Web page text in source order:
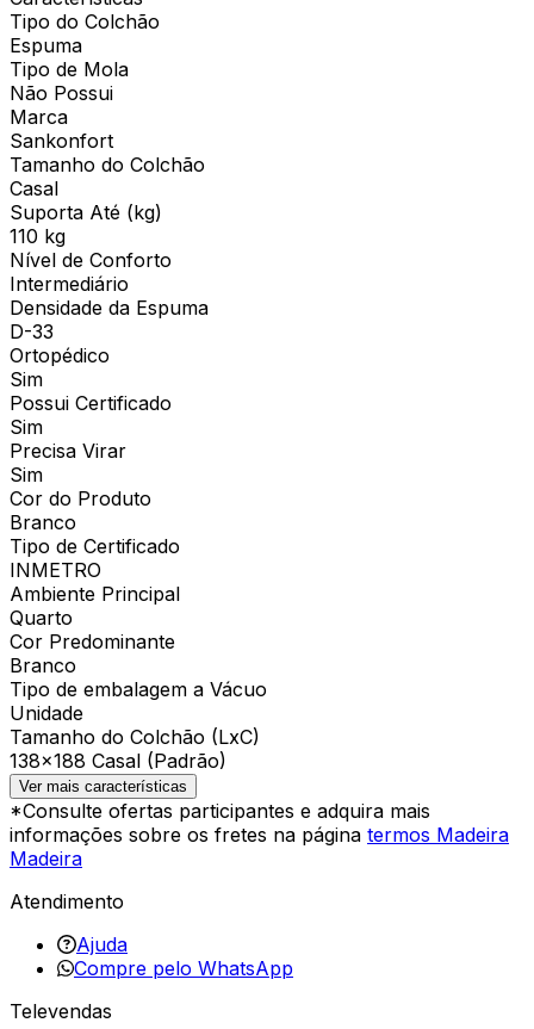
Tipo do Colchão
Espuma
Tipo de Mola
Não Possui
Marca
Sankonfort
Tamanho do Colchão
Casal
Suporta Até (kg)
110 kg
Nível de Conforto
Intermediário
Densidade da Espuma
D-33
Ortopédico
Sim
Possui Certificado
Sim
Precisa Virar
Sim
Cor do Produto
Branco
Tipo de Certificado
INMETRO
Ambiente Principal
Quarto
Cor Predominante
Branco
Tipo de embalagem a Vácuo
Unidade
Tamanho do Colchão (LxC)
138×188 Casal (Padrão)
Ver mais características
*Consulte ofertas participantes e adquira mais
informações sobre os fretes na página termos Madeira
Madeira
Atendimento
Ajuda
Compre pelo WhatsApp
Televendas